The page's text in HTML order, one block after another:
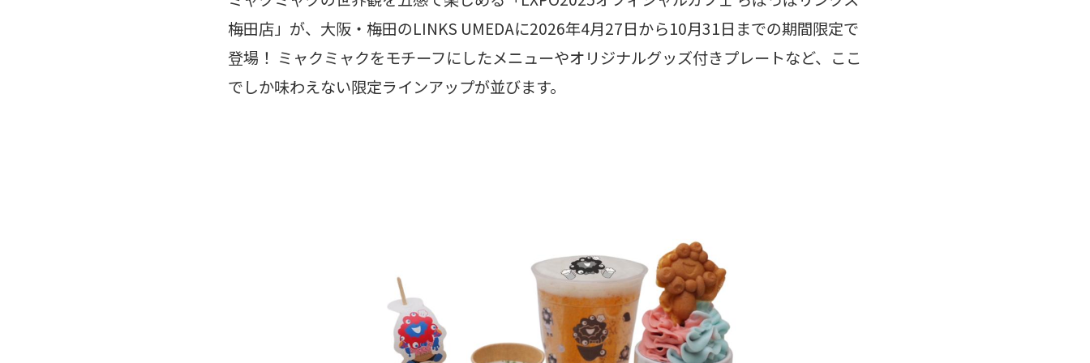
梅田店」が、大阪・梅田のLINKS UMEDAに2026年4月27日から10月31日までの期間限定で
登場！ ミャクミャクをモチーフにしたメニューやオリジナルグッズ付きプレートなど、ここ
でしか味わえない限定ラインアップが並びます。